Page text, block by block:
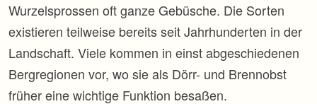
Wurzelsprossen oft ganze Gebüsche. Die Sorten
existieren teilweise bereits seit Jahrhunderten in der
Landschaft. Viele kommen in einst abgeschiedenen
Bergregionen vor, wo sie als Dörr- und Brennobst
früher eine wichtige Funktion besaßen.